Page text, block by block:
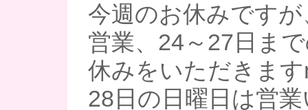
今週のお休みです
営業、24～27日ま
休みをいただきま
28日の日曜日は営